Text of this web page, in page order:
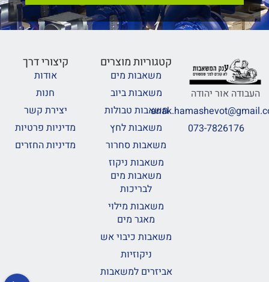
העבודה אור יהודה
073-7826176
קטגוריות מוצרים
משאבות מים
משאבות ביוב
משאבות טבולות
משאבות לחץ
משאבות סחרור
משאבות ניקוז
משאבות מים
לבריכות
משאבות מילוי
מאגר מים
משאבות כיבוי אש
ניקוזיות
אביזרים למשאבות
קיצורי דרך
אודות
חנות
יצירת קשר
מדיניות פרטיות
מדיניות החזרים